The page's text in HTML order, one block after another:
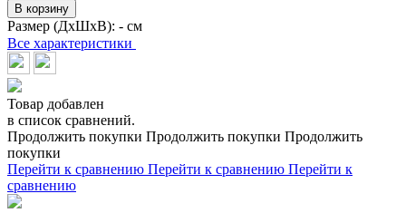
В корзину
Размер (ДхШхВ): - см
Все характеристики
Товар добавлен
в список сравнений.
Продолжить покупки Продолжить покупки Продолжить
покупки
Перейти к сравнению Перейти к сравнению Перейти к
сравнению